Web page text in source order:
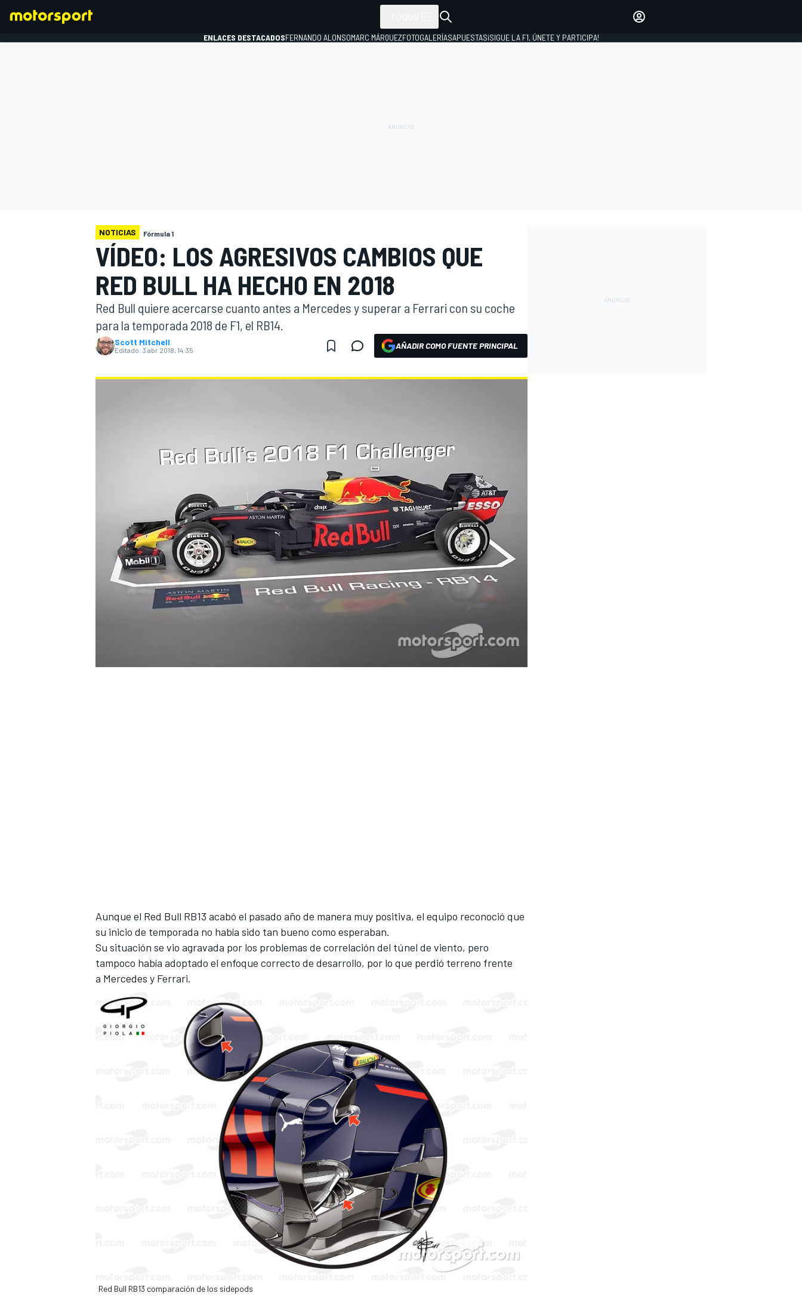
ENLACES DESTACADOSFERNANDO ALONSOMARC MÁRQUEZFOTOGALERÍASAPUESTAS¡SIGUE LA F1, ÚNETE Y PARTICIPA!
NOTICIAS Fórmula 1
VÍDEO: LOS AGRESIVOS CAMBIOS QUE
RED BULL HA HECHO EN 2018
Red Bull quiere acercarse cuanto antes a Mercedes y superar a Ferrari con su coche
para la temporada 2018 de F1, el RB14.
Scott Mitchell
Editado: 3 abr 2018, 14:35 AÑADIR COMO FUENTE PRINCIPAL
Aunque el Red Bull RB13 acabó el pasado año de manera muy positiva, el equipo reconoció que
su inicio de temporada no había sido tan bueno como esperaban.
Su situación se vio agravada por los problemas de correlación del túnel de viento, pero
tampoco había adoptado el enfoque correcto de desarrollo, por lo que perdió terreno frente
a Mercedes y Ferrari.
Red Bull RB13 comparación de los sidepods